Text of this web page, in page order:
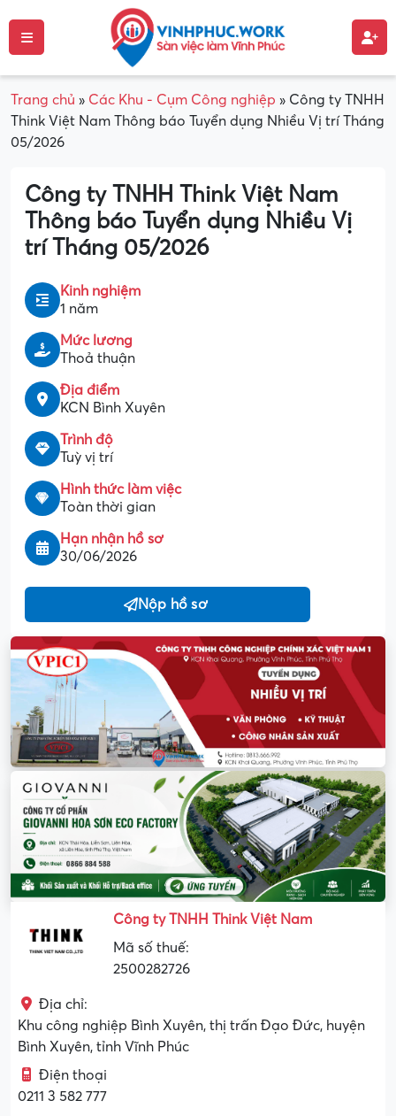
Trang chủ » Các Khu - Cụm Công nghiệp » Công ty TNHH
Think Việt Nam Thông báo Tuyển dụng Nhiều Vị trí Tháng
05/2026
Công ty TNHH Think Việt Nam
Thông báo Tuyển dụng Nhiều Vị
trí Tháng 05/2026
Kinh nghiệm
1 năm
Mức lương
Thoả thuận
Địa điểm
KCN Bình Xuyên
Trình độ
Tuỳ vị trí
Hình thức làm việc
Toàn thời gian
Hạn nhận hồ sơ
30/06/2026
Nộp hồ sơ
Công ty TNHH Think Việt Nam
Mã số thuế:
2500282726
Địa chỉ:
Khu công nghiệp Bình Xuyên, thị trấn Đạo Đức, huyện
Bình Xuyên, tỉnh Vĩnh Phúc
Điện thoại
0211 3 582 777